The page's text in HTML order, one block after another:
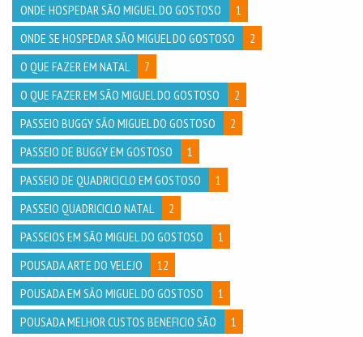
ONDE HOSPEDAR SÃO MIGUEL DO GOSTOSO
1
ONDE SE HOSPEDAR SÃO MIGUEL DO GOSTOSO
2
O QUE FAZER EM NATAL
7
O QUE FAZER EM SÃO MIGUEL DO GOSTOSO
2
PASSEIO BUGGY SÃO MIGUEL DO GOSTOSO
2
PASSEIO DE BUGGY EM GOSTOSO
1
PASSEIO DE QUADRICICLO EM GOSTOSO
1
PASSEIO QUADRICICLO NATAL
2
PASSEIOS EM SÃO MIGUEL DO GOSTOSO
1
POUSADA ARTE DO VELEJO
12
POUSADA EM SÃO MIGUEL DO GOSTOSO
1
POUSADA MELHOR CUSTOS BENEFICIO SÃO
1